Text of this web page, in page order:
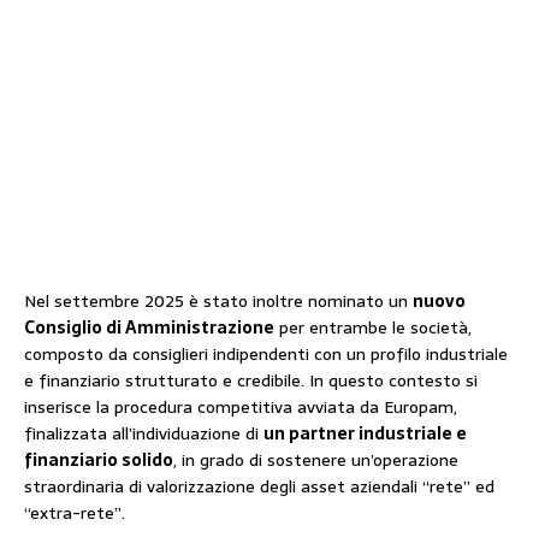
Nel settembre 2025 è stato inoltre nominato un nuovo
Consiglio di Amministrazione per entrambe le società,
composto da consiglieri indipendenti con un profilo industriale
e finanziario strutturato e credibile. In questo contesto si
inserisce la procedura competitiva avviata da Europam,
finalizzata all’individuazione di un partner industriale e
finanziario solido, in grado di sostenere un’operazione
straordinaria di valorizzazione degli asset aziendali “rete” ed
“extra-rete”.